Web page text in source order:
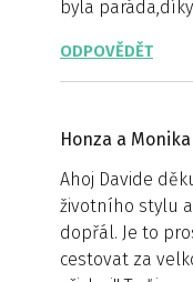
byla
ODPOVĚDĚT
Honza a Monika
Ahoj Davide
životního stylu
dopřál. Je to
cestovat za